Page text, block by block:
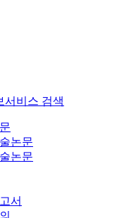
서비스 검색
논문
논문
서